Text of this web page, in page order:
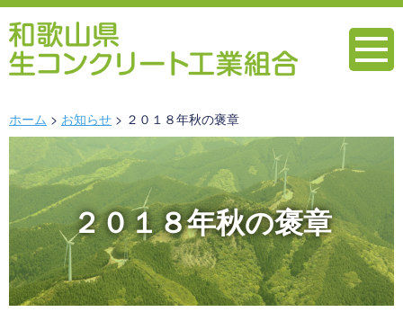
ホーム お知らせ ２０１８年秋の褒章
２０１８年秋の褒章